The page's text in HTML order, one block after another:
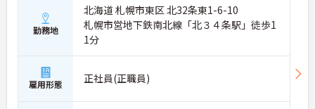
勤務地
北海道 札幌市東区 北32条東1-6-10
札幌市営地下鉄南北線「北３４条駅」徒歩1
1分
雇用形態 正社員(正職員)